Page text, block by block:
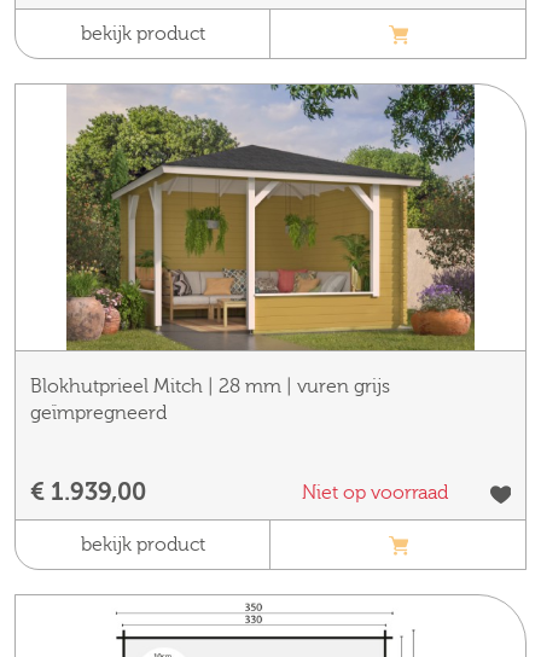
bekijk product
Blokhutprieel Mitch | 28 mm | vuren grijs
geïmpregneerd
€ 1.939,00 Niet op voorraad
bekijk product